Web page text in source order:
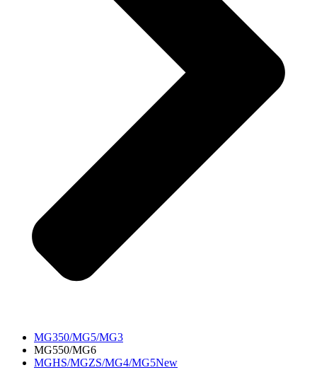
MG350/MG5/MG3
MG550/MG6
MGHS/MGZS/MG4/MG5New